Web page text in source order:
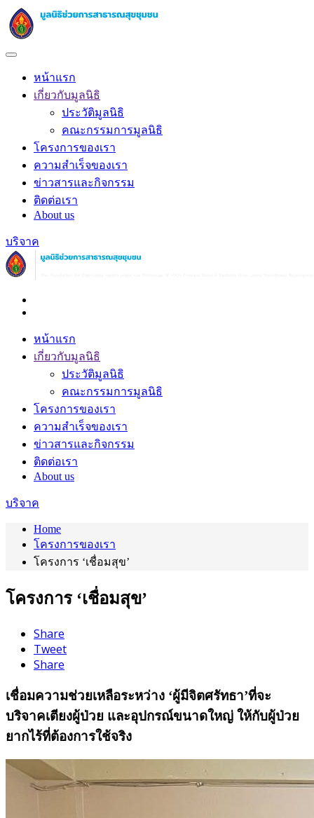
หน้าแรก
เกี่ยวกับมูลนิธิ
ประวัติมูลนิธิ
คณะกรรมการมูลนิธิ
โครงการของเรา
ความสำเร็จของเรา
ข่าวสารและกิจกรรม
ติดต่อเรา
About us
บริจาค
หน้าแรก
เกี่ยวกับมูลนิธิ
ประวัติมูลนิธิ
คณะกรรมการมูลนิธิ
โครงการของเรา
ความสำเร็จของเรา
ข่าวสารและกิจกรรม
ติดต่อเรา
About us
บริจาค
Home
โครงการของเรา
โครงการ ‘เชื่อมสุข’
โครงการ ‘เชื่อมสุข’
Share
Tweet
Share
เชื่อมความช่วยเหลือระหว่าง ‘ผู้มีจิตศรัทธา’ที่จะ
บริจาคเตียงผู้ป่วย และอุปกรณ์ขนาดใหญ่ ให้กับผู้ป่วย
ยากไร้ที่ต้องการใช้จริง